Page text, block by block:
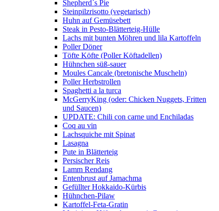
Shepherd`s Pie
Steinpilzrisotto (vegetarisch)
Huhn auf Gemüsebett
Steak in Pesto-Blätterteig-Hülle
Lachs mit bunten Möhren und lila Kartoffeln
Poller Döner
Töfte Köfte (Poller Köftadellen)
Hühnchen süß-sauer
Moules Cancale (bretonische Muscheln)
Poller Herbstrollen
Spaghetti a la turca
McGerryKing (oder: Chicken Nuggets, Fritten
und Saucen)
UPDATE: Chili con carne und Enchiladas
Coq au vin
Lachsquiche mit Spinat
Lasagna
Pute in Blätterteig
Persischer Reis
Lamm Rendang
Entenbrust auf Jamachma
Gefüllter Hokkaido-Kürbis
Hühnchen-Pilaw
Kartoffel-Feta-Gratin